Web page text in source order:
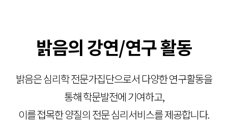
밝음의 강연/연구 활동
밝음은 심리학 전문가집단으로서 다양한 연구활동을
통해 학문발전에 기여하고,
이를 접목한 양질의 전문 심리서비스를 제공합니다.